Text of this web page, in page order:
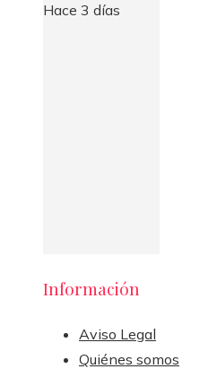
Hace 3 días
Información
Aviso Legal
Quiénes somos